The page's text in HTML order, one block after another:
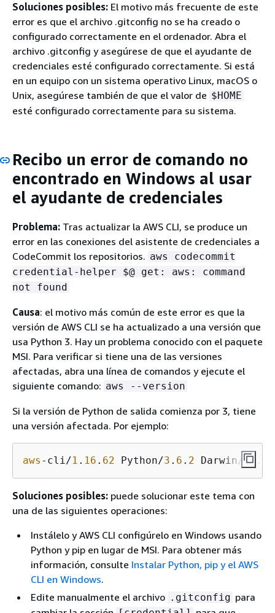
Soluciones posibles: El motivo más frecuente de este
error es que el archivo .gitconfig no se ha creado o
configurado correctamente en el ordenador. Abra el
archivo .gitconfig y asegúrese de que el ayudante de
credenciales esté configurado correctamente. Si está
en un equipo con un sistema operativo Linux, macOS o
Unix, asegúrese también de que el valor de $HOME
esté configurado correctamente para su sistema.
Recibo un error de comando no
encontrado en Windows al usar
el ayudante de credenciales
Problema: Tras actualizar la AWS CLI, se produce un
error en las conexiones del asistente de credenciales a
CodeCommit los repositorios. aws codecommit
credential-helper $@ get: aws: command
not found
Causa: el motivo más común de este error es que la
versión de AWS CLI se ha actualizado a una versión que
usa Python 3. Hay un problema conocido con el paquete
MSI. Para verificar si tiene una de las versiones
afectadas, abra una línea de comandos y ejecute el
siguiente comando: aws --version
Si la versión de Python de salida comienza por 3, tiene
una versión afectada. Por ejemplo:
aws -cli/1 . 16 . 62 Python/3 . 6 . 2 Darwin/ 16
Soluciones posibles: puede solucionar este tema con
una de las siguientes operaciones:
Instálelo y AWS CLI configúrelo en Windows usando
Python y pip en lugar de MSI. Para obtener más
información, consulte Instalar Python, pip y el AWS
CLI en Windows.
Edite manualmente el archivo .gitconfig para